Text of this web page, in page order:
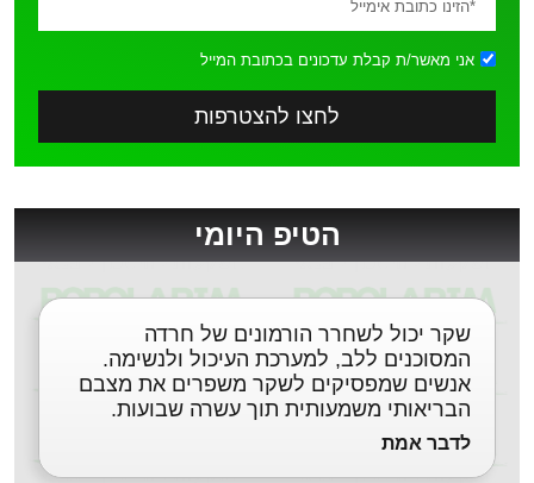
אני מאשר/ת קבלת עדכונים בכתובת המייל
לחצו להצטרפות
הטיפ היומי
שקר יכול לשחרר הורמונים של חרדה
המסוכנים ללב, למערכת העיכול ולנשימה.
אנשים שמפסיקים לשקר משפרים את מצבם
הבריאותי משמעותית תוך עשרה שבועות.
לדבר אמת